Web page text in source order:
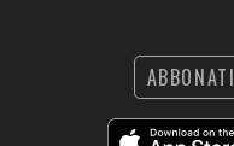
ABBONATI